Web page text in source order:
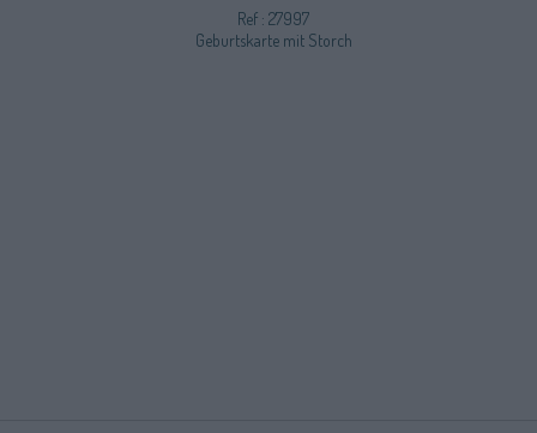
Ref : 27997
Geburtskarte mit Storch